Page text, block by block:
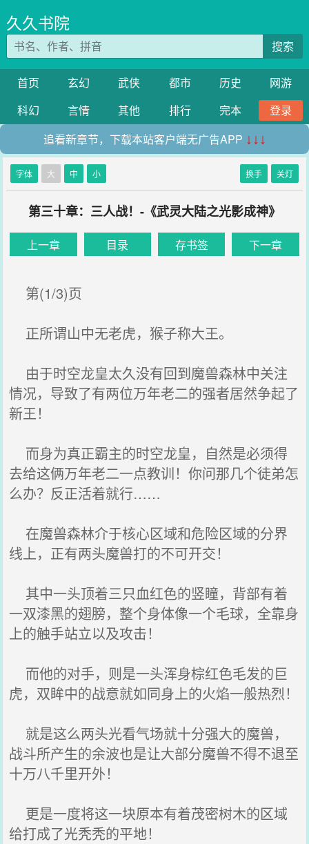
久久书院
搜索
首页 玄幻 武侠 都市 历史
网游
科幻
言情 其他 排行 完本
登录
追看新章节，下载本站客户端无广告APP ↓↓↓
字体 大 中 小 换手 关灯
第三十章：三人战！-《武灵大陆之光影成神》
上一章 目录 存书签 下一章
第(1/3)页
正所谓山中无老虎，猴子称大王。
由于时空龙皇太久没有回到魔兽森林中关注
情况，导致了有两位万年老二的强者居然争起了
新王！
而身为真正霸主的时空龙皇，自然是必须得
去给这俩万年老二一点教训！你问那几个徒弟怎
么办？反正活着就行……
在魔兽森林介于核心区域和危险区域的分界
线上，正有两头魔兽打的不可开交！
其中一头顶着三只血红色的竖瞳，背部有着
一双漆黑的翅膀，整个身体像一个毛球，全靠身
上的触手站立以及攻击！
而他的对手，则是一头浑身棕红色毛发的巨
虎，双眸中的战意就如同身上的火焰一般热烈！
就是这么两头光看气场就十分强大的魔兽，
战斗所产生的余波也是让大部分魔兽不得不退至
十万八千里开外！
更是一度将这一块原本有着茂密树木的区域
给打成了光秃秃的平地！